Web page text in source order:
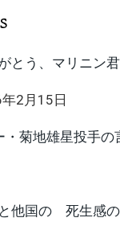
とう、マリニン君
2月15日
・菊地雄星投手の
他国の 死生感